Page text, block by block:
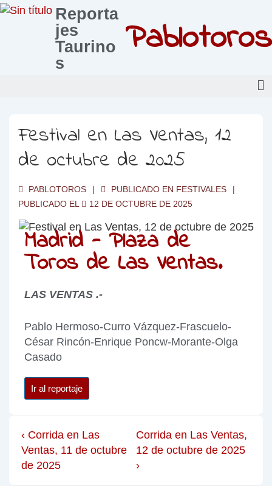
Reporta
jes
Taurino
s
Pablotoros
Festival en Las Ventas, 12
de octubre de 2025
PABLOTOROS PUBLICADO EN FESTIVALES
PUBLICADO EL
12 DE OCTUBRE DE 2025
Madrid - Plaza de
Toros de Las Ventas.
LAS VENTAS .-
Pablo Hermoso-Curro Vázquez-Frascuelo-
César Rincón-Enrique Poncw-Morante-Olga
Casado
Ir al reportaje
‹ Corrida en Las
Ventas, 11 de octubre
de 2025
Corrida en Las Ventas,
12 de octubre de 2025
›